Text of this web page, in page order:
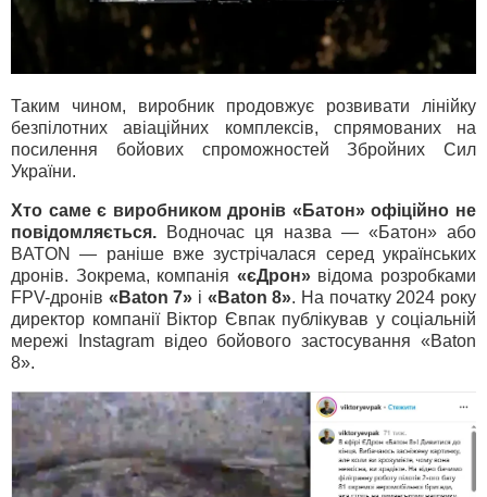
Таким чином, виробник продовжує розвивати лінійку
безпілотних авіаційних комплексів, спрямованих на
посилення бойових спроможностей Збройних Сил
України.
Хто саме є виробником дронів «Батон» офіційно не
повідомляється. Водночас ця назва — «Батон» або
BATON — раніше вже зустрічалася серед українських
дронів. Зокрема, компанія «єДрон»відома розробками
FPV-дронів «Baton 7» і «Baton 8». На початку 2024 року
директор компанії Віктор Євпак публікував у соціальній
мережі Instagram відео бойового застосування «Baton
8».